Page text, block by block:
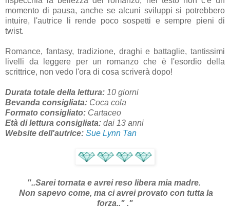
momento di pausa, anche se alcuni sviluppi si potrebbero
intuire, l'autrice li rende poco sospetti e sempre pieni di
twist.
Romance, fantasy, tradizione, draghi e battaglie, tantissimi
livelli da leggere per un romanzo che è l'esordio della
scrittrice, non vedo l'ora di cosa scriverà dopo!
Durata totale della lettura: 10 giorni
Bevanda consigliata: Coca cola
Formato consigliato: Cartaceo
Età di lettura consigliata: dai 13 anni
Website dell'autrice: Sue Lynn Tan
"..Sarei tornata e avrei reso libera mia madre.
Non sapevo come, ma ci avrei provato con tutta la
forza.." ."